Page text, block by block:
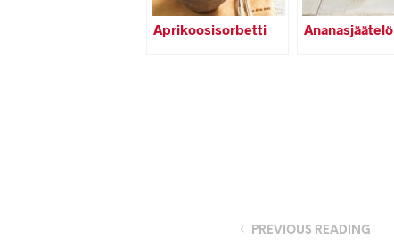
Aprikoosisorbetti Ananasjäätelö
PREVIOUS READING